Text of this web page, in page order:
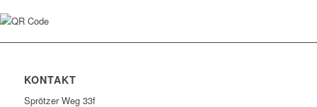
KONTAKT
Sprötzer Weg 33f